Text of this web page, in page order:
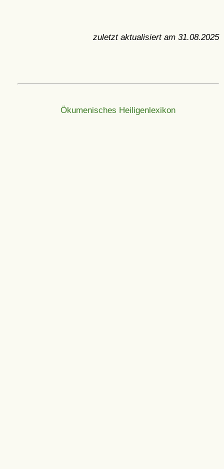
zuletzt aktualisiert am 31.08.2025
Ökumenisches Heiligenlexikon